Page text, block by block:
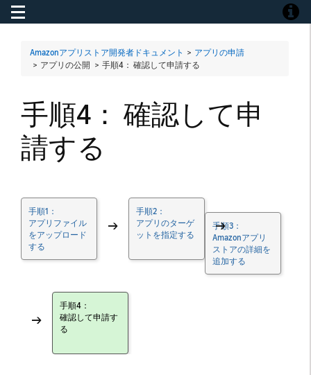
Toggle navigation
Amazonアプリストア開発者ドキュメント > アプリの申請
> アプリの公開 > 手順4： 確認して申請する
手順4： 確認して申
請する
手順1：
アプリファイル
をアップロード
する
→
手順2：
アプリのターゲ
ットを指定する
→
手順3：
Amazonアプリ
ストアの詳細を
追加する
→
手順4：
確認して申請す
る